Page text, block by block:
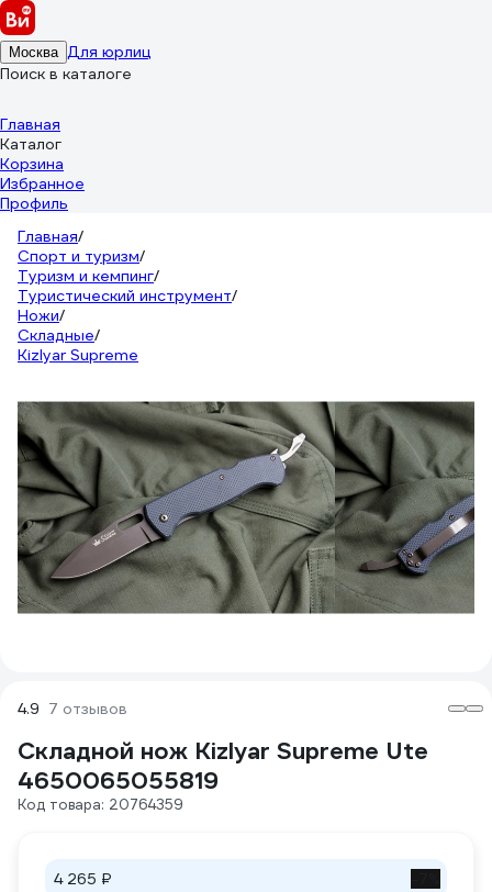
Москва Для юрлиц
Поиск в каталоге
Главная
Каталог
Корзина
Избранное
Профиль
Главная/
Спорт и туризм/
Туризм и кемпинг/
Туристический инструмент/
Ножи/
Складные/
Kizlyar Supreme
4.9 7 отзывов
Складной нож Kizlyar Supreme Ute
4650065055819
Код товара: 20764359
4 265 ₽